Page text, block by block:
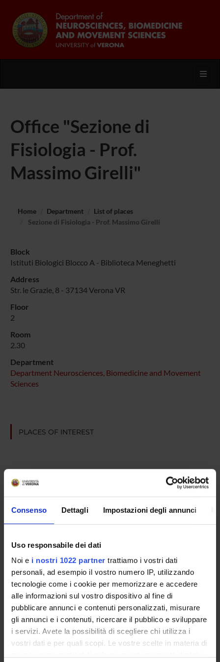
Consenso Dettagli Impostazioni degli annunci
Uso responsabile dei dati
Noi e i nostri 1022 partner trattiamo i vostri dati
personali, ad esempio il vostro numero IP, utilizzando
tecnologie come i cookie per memorizzare e accedere
alle informazioni sul vostro dispositivo al fine di
pubblicare annunci e contenuti personalizzati, misurare
gli annunci e i contenuti, ricercare il pubblico e sviluppare
i servizi. Avete la possibilità di scegliere chi utilizza i
vostri dati e per quali scopi. Le vostre scelte in materia di
Office "Sezione di
Fisiologia - Prof.
Massimo Girelli"
Home Department
List of places
Sezione di Fisiologia - Prof. Massimo Girelli
Block
Istituti Biologici Blocco A - Biblioteca Meneghetti
Address
Str. le Grazie, 8 - 37134 Verona VR
Floor
2
Room
2.30
Department
Department Neurosciences, Biomedicine and Movement
Sciences
PLACES OF INTEREST